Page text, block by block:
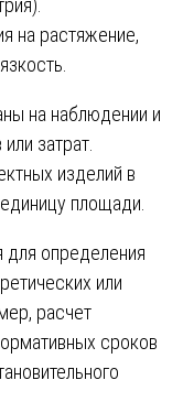
на растяжение,
на наблюдении и
затрат.
изделий в
площади.
для определения
или
расчет
сроков